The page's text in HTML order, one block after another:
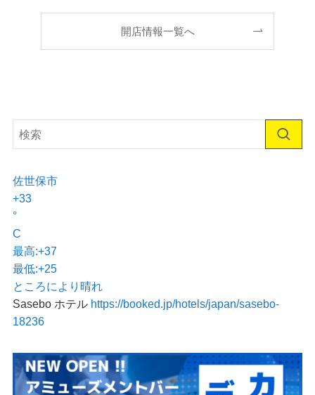
開店情報一覧へ
佐世保市
+33
°
C
最高:+37
最低:+25
ところにより晴れ
Sasebo ホテル https://booked.jp/hotels/japan/sasebo-
18236